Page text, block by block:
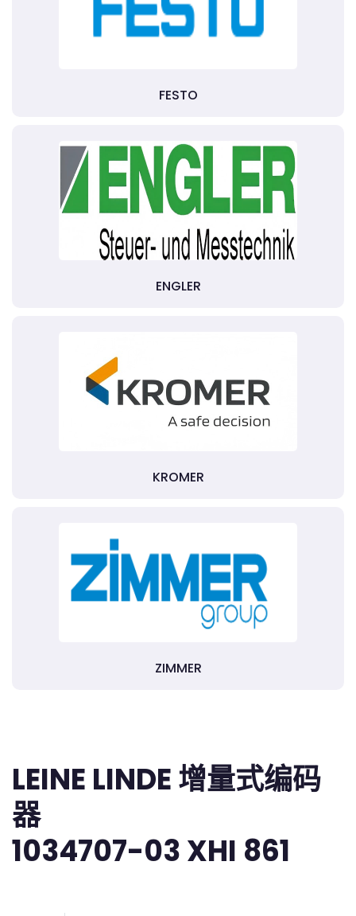
FESTO
ENGLER
KROMER
ZIMMER
LEINE LINDE 增量式编码
器
1034707-03 XHI 861